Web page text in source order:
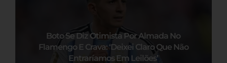
Boto Se Diz Otimista Por Almada No
Flamengo E Crava: ‘Deixei Claro Que Não
Entraríamos Em Leilões’